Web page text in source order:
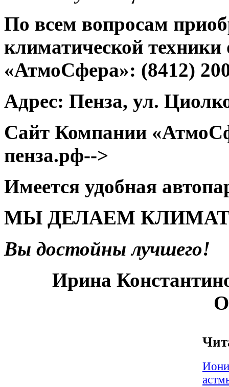
По всем вопросам
климатической
«АтмоСфера»: (8412)
Адрес: Пенза, ул.
Сайт Компании
пенза.рф-->
Имеется удобная
МЫ ДЕЛАЕМ
Вы достойны лучшего!
Ирина